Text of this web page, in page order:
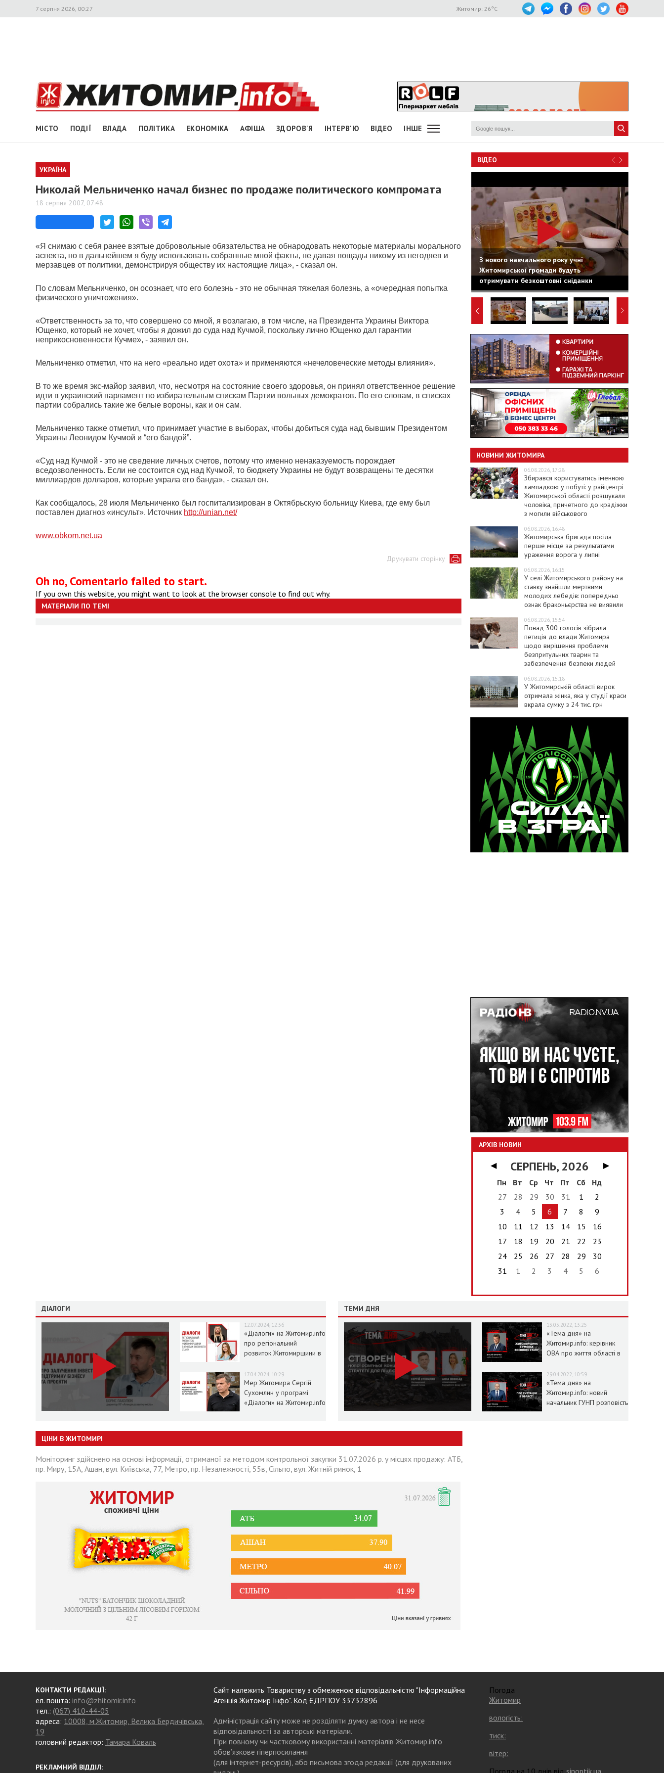
7 серпня 2026, 00:27 Житомир: 26°C
МІСТО ПОДІЇ ВЛАДА ПОЛІТИКА ЕКОНОМІКА АФІША ЗДОРОВ'Я ІНТЕРВ'Ю ВІДЕО ІНШЕ
УКРАЇНА
Николай Мельниченко начал бизнес по продаже политического компромата
18 серпня 2007, 07:48
«Я снимаю с себя ранее взятые добровольные обязательства не обнародовать некоторые материалы морального
аспекта, но в дальнейшем я буду использовать собранные мной факты, не давая пощады никому из негодяев и
мерзавцев от политики, демонстрируя обществу их настоящие лица», - сказал он.
По словам Мельниченко, он осознает, что его болезнь - это не обычная тяжелая болезнь, а «очередная попытка
физического уничтожения».
«Ответственность за то, что совершено со мной, я возлагаю, в том числе, на Президента Украины Виктора
Ющенко, который не хочет, чтобы я дожил до суда над Кучмой, поскольку лично Ющенко дал гарантии
неприкосновенности Кучме», - заявил он.
Мельниченко отметил, что на него «реально идет охота» и применяются «нечеловеческие методы влияния».
В то же время экс-майор заявил, что, несмотря на состояние своего здоровья, он принял ответственное решение
идти в украинский парламент по избирательным спискам Партии вольных демократов. По его словам, в списках
партии собрались такие же белые вороны, как и он сам.
Мельниченко также отметил, что принимает участие в выборах, чтобы добиться суда над бывшим Президентом
Украины Леонидом Кучмой и “его бандой”.
«Суд над Кучмой - это не сведение личных счетов, потому что именно ненаказуемость порождает
вседозволенность. Если не состоится суд над Кучмой, то бюджету Украины не будут возвращены те десятки
миллиардов долларов, которые украла его банда», - сказал он.
Как сообщалось, 28 июля Мельниченко был госпитализирован в Октябрьскую больницу Киева, где ему был
поставлен диагноз «инсульт». Источник http://unian.net/
www.obkom.net.ua
Друкувати сторінку
Oh no, Comentario failed to start.
If you own this website, you might want to look at the browser console to find out why.
МАТЕРІАЛИ ПО ТЕМІ
ВІДЕО
З нового навчального року учні
Житомирської громади будуть
отримувати безкоштовні сніданки
НОВИНИ ЖИТОМИРА
06.08.2026, 17:28
Збирався користуватись іменною
лампадкою у побуті: у райцентрі
Житомирської області розшукали
чоловіка, причетного до крадіжки
з могили військового
06.08.2026, 16:48
Житомирська бригада посіла
перше місце за результатами
ураження ворога у липні
06.08.2026, 16:15
У селі Житомирського району на
ставку знайшли мертвими
молодих лебедів: попередньо
ознак браконьєрства не виявили
06.08.2026, 15:54
Понад 300 голосів зібрала
петиція до влади Житомира
щодо вирішення проблеми
безпритульних тварин та
забезпечення безпеки людей
06.08.2026, 15:18
У Житомирській області вирок
отримала жінка, яка у студії краси
вкрала сумку з 24 тис. грн
АРХІВ НОВИН
◀ СЕРПЕНЬ, 2026
▶
Пн
Вт Ср Чт Пт Сб
Нд
27
28 29 30 31 1
2
3
4 5 6 7 8
9
10
11 12 13 14 15
16
17
18 19 20 21 22
23
24
25 26 27 28 29
30
31
1 2 3 4 5 6
ДІАЛОГИ
12.07.2024, 12:36
«Діалоги» на Житомир.info
про регіональний
розвиток Житомирщини в
17.04.2024, 10:29
Мер Житомира Сергій
Сухомлин у програмі
«Діалоги» на Житомир.info
ТЕМИ ДНЯ
13.05.2022, 13:25
«Тема дня» на
Житомир.info: керівник
ОВА про життя області в
29.04.2022, 10:59
«Тема дня» на
Житомир.info: новий
начальник ГУНП розповість
ЦІНИ В ЖИТОМИРІ
Моніторинг здійснено на основі інформації, отриманої за методом контрольної закупки 31.07.2026 р. у місцях продажу: АТБ,
пр. Миру, 15А, Ашан, вул. Київська, 77, Метро, пр. Незалежності, 55в, Сільпо, вул. Житній ринок, 1
КОНТАКТИ РЕДАКЦІЇ:
ел. пошта: info@zhitomir.info
тел.: (067) 410-44-05
адреса: 10008, м.Житомир, Велика Бердичівська,
19
головний редактор: Тамара Коваль
РЕКЛАМНИЙ ВІДДІЛ:
Сайт належить Товариству з обмеженою відповідальністю "Інформаційна
Агенція Житомир Інфо". Код ЄДРПОУ 33732896
Адміністрація сайту може не розділяти думку автора і не несе
відповідальності за авторські матеріали.
При повному чи частковому використанні матеріалів Житомир.info
обов’язкове гіперпосилання
(для інтернет-ресурсів), або письмова згода редакції (для друкованих
Погода
Житомир
вологість:
тиск:
вітер:
Погода на 10 днів від sinoptik.ua